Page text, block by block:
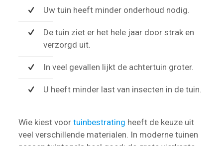
Uw tuin heeft minder onderhoud nodig.
De tuin ziet er het hele jaar door strak en
verzorgd uit.
In veel gevallen lijkt de achtertuin groter.
U heeft minder last van insecten in de tuin.
Wie kiest voor tuinbestrating heeft de keuze uit
veel verschillende materialen. In moderne tuinen